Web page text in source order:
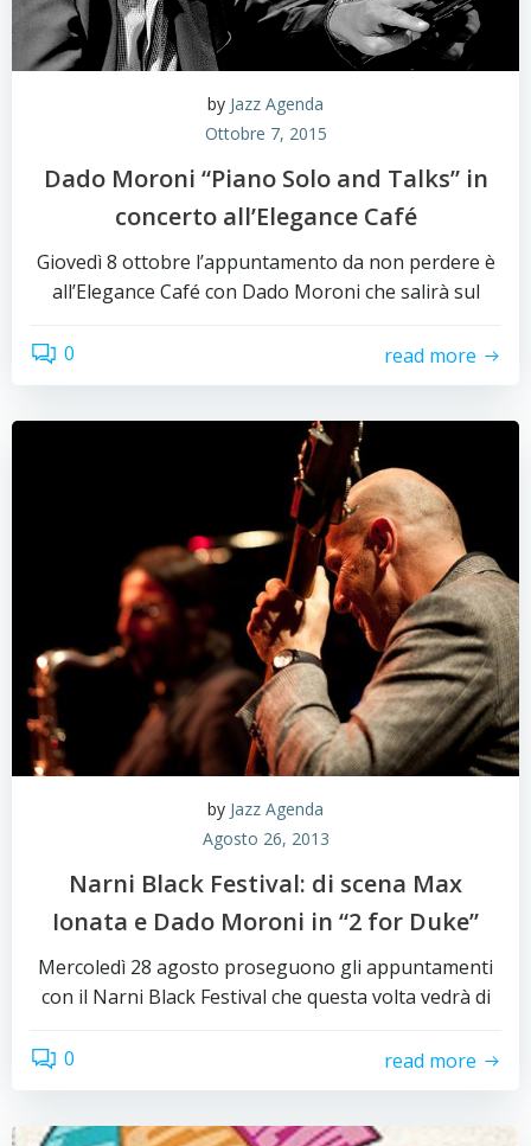
by Jazz Agenda
Ottobre 7, 2015
Dado Moroni “Piano Solo and Talks” in
concerto all’Elegance Café
Giovedì 8 ottobre l’appuntamento da non perdere è
all’Elegance Café con Dado Moroni che salirà sul
0 read more
by Jazz Agenda
Agosto 26, 2013
Narni Black Festival: di scena Max
Ionata e Dado Moroni in “2 for Duke”
Mercoledì 28 agosto proseguono gli appuntamenti
con il Narni Black Festival che questa volta vedrà di
0 read more